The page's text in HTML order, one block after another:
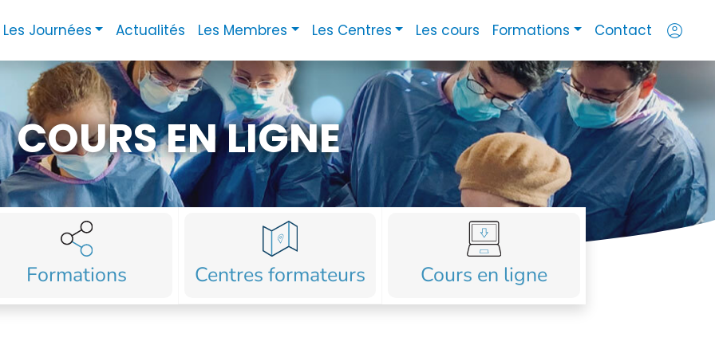
Les Journées Actualités Les Membres Les Centres Les cours Formations Contact account_circle
COURS EN LIGNE
Formations Centres formateurs Cours en ligne